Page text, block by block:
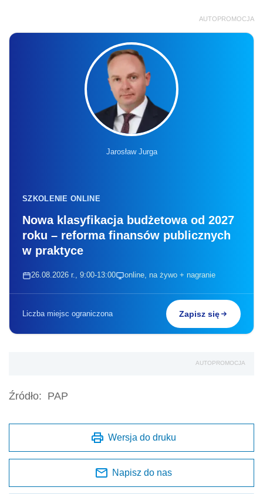
AUTOPROMOCJA
Jarosław Jurga
SZKOLENIE ONLINE
Nowa klasyfikacja budżetowa od 2027
roku – reforma finansów publicznych
w praktyce
26.08.2026 r., 9:00-13:00 online, na żywo + nagranie
Liczba miejsc ograniczona Zapisz się
AUTOPROMOCJA
Źródło: PAP
Wersja do druku
Napisz do nas